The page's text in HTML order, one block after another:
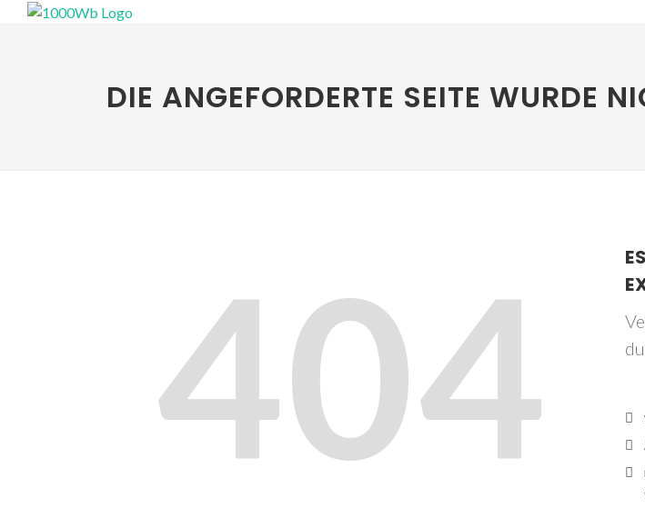
DIE ANGEFORDERTE SEITE WURDE
404